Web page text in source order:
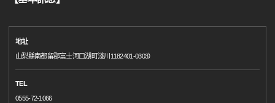
地址
山梨縣南都留郡富士河口湖町淺川1182401-0303）
TEL
0555-72-1066